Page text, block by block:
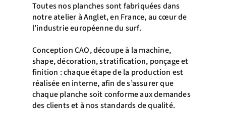
Toutes nos planches sont fabriquées dans
notre atelier à Anglet, en France, au cœur de
l’industrie européenne du surf.
Conception CAO, découpe à la machine,
shape, décoration, stratification, ponçage et
finition : chaque étape de la production est
réalisée en interne, afin de s’assurer que
chaque planche soit conforme aux demandes
des clients et à nos standards de qualité.